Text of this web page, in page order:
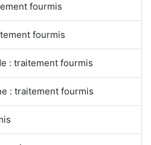
fourmis
fourmis
: traitement fourmis
: traitement fourmis